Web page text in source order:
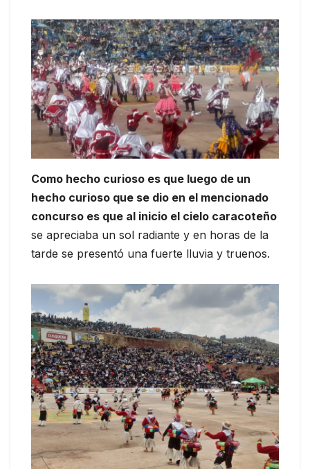
Como hecho curioso es que luego de un
hecho curioso que se dio en el mencionado
concurso es que al inicio el cielo caracoteño
se apreciaba un sol radiante y en horas de la
tarde se presentó una fuerte lluvia y truenos.